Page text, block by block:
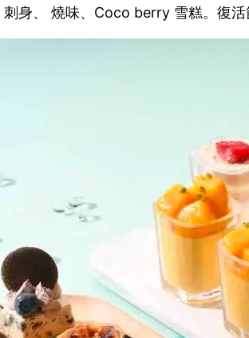
身、 燒味、Coco berry 雪糕。復